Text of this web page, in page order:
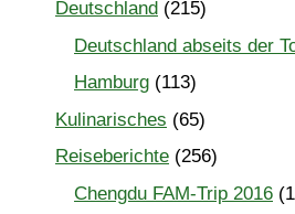
Deutschland (215)
Deutschland abseits der
Hamburg (113)
Kulinarisches (65)
Reiseberichte (256)
Chengdu FAM-Trip 2016